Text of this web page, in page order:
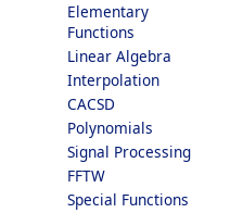
Elementary
Functions
Linear Algebra
Interpolation
CACSD
Polynomials
Signal Processing
FFTW
Special Functions